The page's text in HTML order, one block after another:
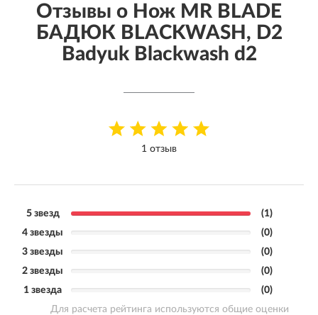
Отзывы о Нож MR BLADE
БАДЮК BLACKWASH, D2
Badyuk Blackwash d2
1 отзыв
5 звезд
(1)
4 звезды
(0)
3 звезды
(0)
2 звезды
(0)
1 звезда
(0)
Для расчета рейтинга используются общие оценки